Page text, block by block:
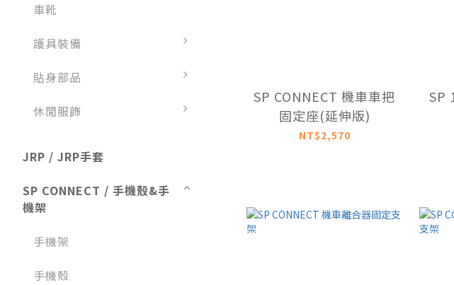
車靴
護具裝備
貼身部品
休閒服飾
JRP / JRP手套
SP CONNECT / 手機殼&手
機架
手機架
手機殼
SP CONNECT 機車車把
固定座(延伸版)
NT$2,570
SP